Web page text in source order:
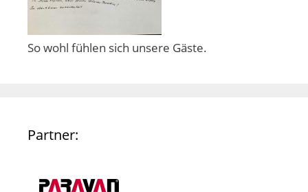
So wohl fühlen sich unsere Gäste.
Partner: